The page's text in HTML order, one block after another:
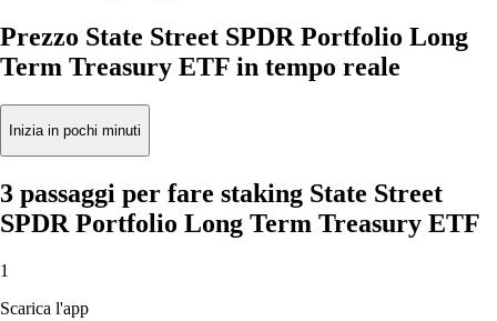
Prezzo State Street SPDR Portfolio Long
Term Treasury ETF in tempo reale
Inizia in pochi minuti
3 passaggi per fare staking State Street
SPDR Portfolio Long Term Treasury ETF
1
Scarica l'app